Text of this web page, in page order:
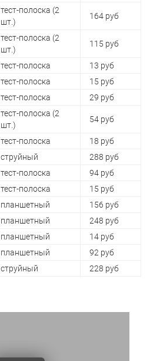
тест-полоска (2
шт.)
164 руб
тест-полоска (2
шт.)
115 руб
тест-полоска
13 руб
тест-полоска
15 руб
тест-полоска 29 руб
тест-полоска (2
шт.)
54 руб
тест-полоска
18 руб
струйный
288 руб
тест-полоска
94 руб
тест-полоска
15 руб
планшетный
156 руб
планшетный
248 руб
планшетный
14 руб
планшетный
92 руб
струйный 228 руб